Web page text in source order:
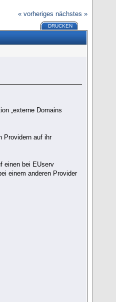
« vorheriges nächstes »
DRUCKEN
„externe Domains
Providern auf ihr
einen bei EUserv
einem anderen Provider